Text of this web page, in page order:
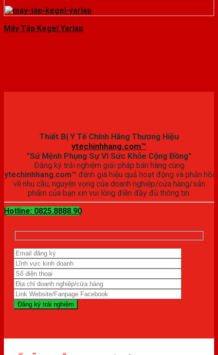
Máy Tập Kegel Yarlap
Thiết Bị Y Tế Chính Hãng Thương Hiệu
ytechinhhang.com™
"Sứ Mệnh Phụng Sự Vì Sức Khỏe Cộng Đồng"
Đăng ký trải nghiệm giải pháp bán hàng cùng
ytechinhhang.com™ đánh giá hiệu quả hoạt động và phản hồi
về nhu cầu, nguyện vọng của doanh nghiệp/cửa hàng/sản
phẩm của bạn xin vui lòng điền đầy đủ thông tin.
Hotline: 0825.8888.90